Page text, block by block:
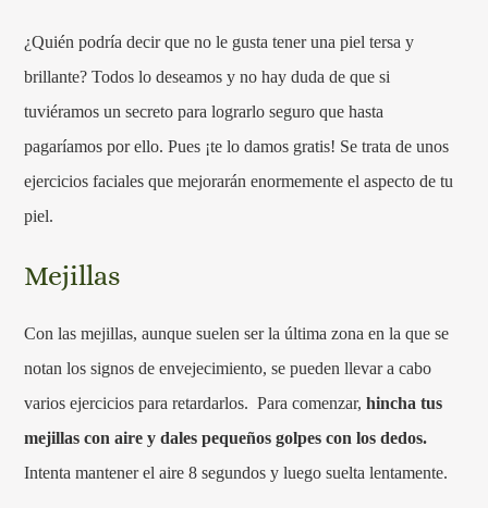
¿Quién podría decir que no le gusta tener una piel tersa y
brillante? Todos lo deseamos y no hay duda de que si
tuviéramos un secreto para lograrlo seguro que hasta
pagaríamos por ello. Pues ¡te lo damos gratis! Se trata de unos
ejercicios faciales que mejorarán enormemente el aspecto de tu
piel.
Mejillas
Con las mejillas, aunque suelen ser la última zona en la que se
notan los signos de envejecimiento, se pueden llevar a cabo
varios ejercicios para retardarlos. Para comenzar, hincha tus
mejillas con aire y dales pequeños golpes con los dedos.
Intenta mantener el aire 8 segundos y luego suelta lentamente.